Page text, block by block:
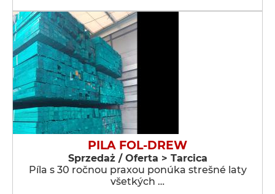
PILA FOL-DREW
Sprzedaż / Oferta > Tarcica
Píla s 30 ročnou praxou ponúka strešné laty
všetkých …